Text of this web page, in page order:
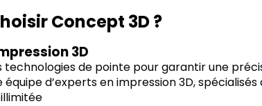
Concept 3D ?
3D
technologies de pointe pour garantir une
d’experts en impression 3D,